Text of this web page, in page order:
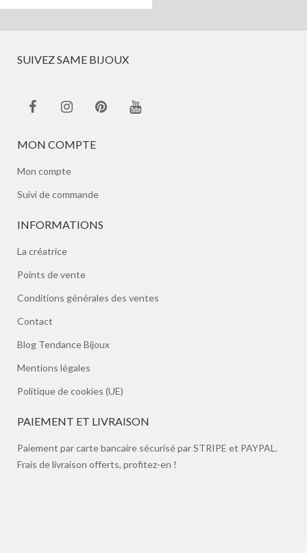
SUIVEZ SAME BIJOUX
MON COMPTE
Mon compte
Suivi de commande
INFORMATIONS
La créatrice
Points de vente
Conditions générales des ventes
Contact
Blog Tendance Bijoux
Mentions légales
Politique de cookies (UE)
PAIEMENT ET LIVRAISON
Paiement par carte bancaire sécurisé par STRIPE et PAYPAL.
Frais de livraison offerts, profitez-en !